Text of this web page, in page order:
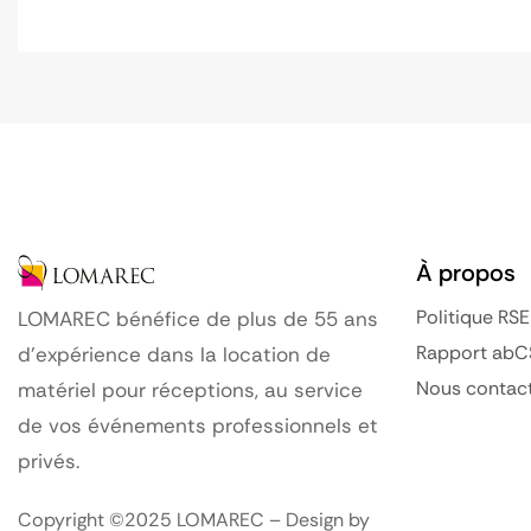
LOMAREC bénéfice de plus de 55 ans
d’expérience dans la location de
matériel pour réceptions, au service
de vos événements professionnels et
privés.
Copyright ©2025 LOMAREC – Design by
À propos
Politique RSE
Rapport
Nous